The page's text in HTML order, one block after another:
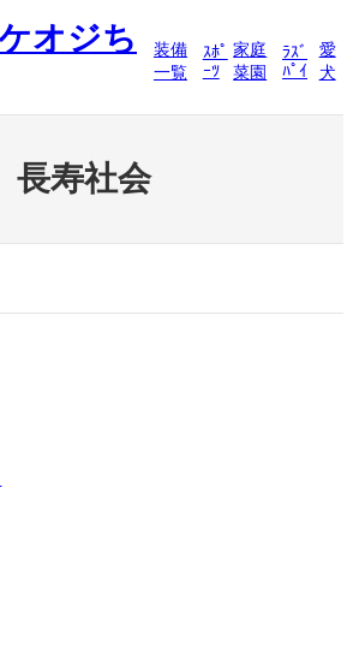
オジち
装備
一覧
ｽﾎﾟ
ｰﾂ
家庭
菜園
ﾗｽﾞ
ﾊﾟｲ
愛
犬
長寿社会